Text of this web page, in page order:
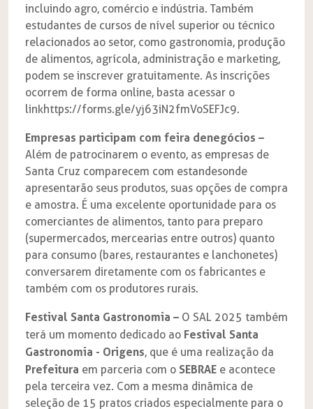
incluindo agro, comércio e indústria. Também
estudantes de cursos de nível superior ou técnico
relacionados ao setor, como gastronomia, produção
de alimentos, agrícola, administração e marketing,
podem se inscrever gratuitamente. As inscrições
ocorrem de forma online, basta acessar o
linkhttps://forms.gle/yj63iN2fmVoSEFJc9.
Empresas participam com feira de negócios –
Além de patrocinarem o evento, as empresas de
Santa Cruz comparecem com estandes onde
apresentarão seus produtos, suas opções de compra
e amostra. É uma excelente oportunidade para os
comerciantes de alimentos, tanto para preparo
(supermercados, mercearias entre outros) quanto
para consumo (bares, restaurantes e lanchonetes)
conversarem diretamente com os fabricantes e
também com os produtores rurais.
Festival Santa Gastronomia – O SAL 2025 também
terá um momento dedicado ao Festival Santa
Gastronomia - Origens, que é uma realização da
Prefeitura em parceria com o SEBRAE e acontece
pela terceira vez. Com a mesma dinâmica de
seleção de 15 pratos criados especialmente para o